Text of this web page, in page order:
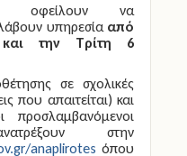
οφείλουν να
υπηρεσία από
την Τρίτη 6
σε σχολικές
που απαιτείται) και
στην
anaplirotes όπου